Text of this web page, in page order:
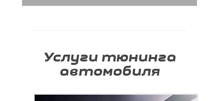
Услуги тюнинга
автомобиля